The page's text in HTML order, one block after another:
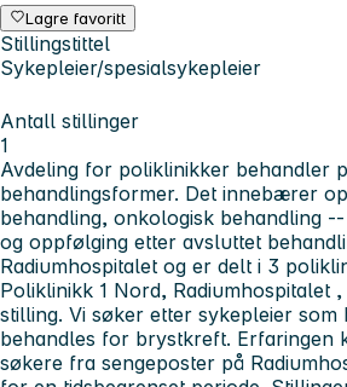
Lagre favoritt
Stillingstittel
Sykepleier/spesialsykepleier
Antall stillinger
1
Avdeling for poliklinikker behandler
behandlingsformer. Det innebærer
behandling, onkologisk behandling
og oppfølging etter avsluttet
Radiumhospitalet og er delt i 3
Poliklinikk 1 Nord, Radiumhospitalet
stilling. Vi søker etter sykepleier
behandles for brystkreft.
søkere fra sengeposter på